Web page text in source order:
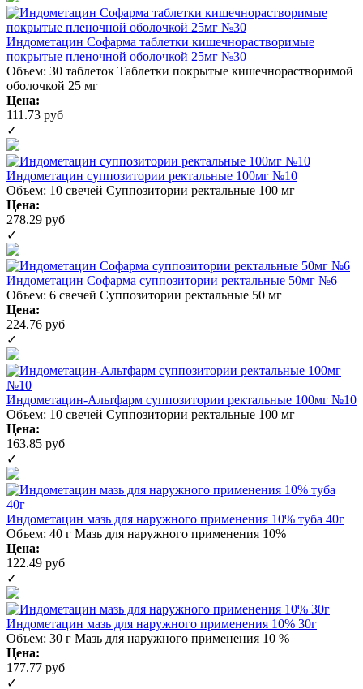
Индометацин Софарма таблетки кишечнорастворимые
покрытые пленочной оболочкой 25мг №30
Объем: 30 таблеток Таблетки покрытые кишечнорастворимой
оболочкой 25 мг
Цена:
111.73 руб
✓
Индометацин суппозитории ректальные 100мг №10
Объем: 10 свечей Суппозитории ректальные 100 мг
Цена:
278.29 руб
✓
Индометацин Софарма суппозитории ректальные 50мг №6
Объем: 6 свечей Суппозитории ректальные 50 мг
Цена:
224.76 руб
✓
Индометацин-Альтфарм суппозитории ректальные 100мг №10
Объем: 10 свечей Суппозитории ректальные 100 мг
Цена:
163.85 руб
✓
Индометацин мазь для наружного применения 10% туба 40г
Объем: 40 г Мазь для наружного применения 10%
Цена:
122.49 руб
✓
Индометацин мазь для наружного применения 10% 30г
Объем: 30 г Мазь для наружного применения 10 %
Цена:
177.77 руб
✓